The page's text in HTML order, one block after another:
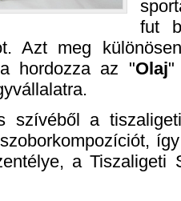
fut
Azt meg
hordozza az "Olaj"
szívéből a
a Tiszaligeti